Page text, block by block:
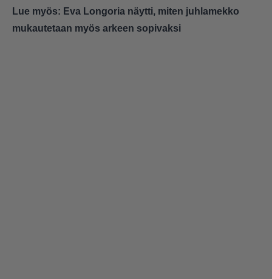
Lue myös: Eva Longoria näytti, miten juhlamekko
mukautetaan myös arkeen sopivaksi